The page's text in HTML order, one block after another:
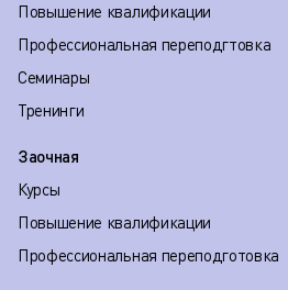
Повышение квалификации
Профессиональная переподгтовка
Семинары
Тренинги
Заочная
Курсы
Повышение квалификации
Профессиональная переподготовка